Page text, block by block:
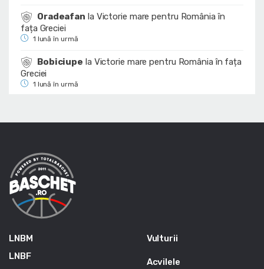
Oradeafan la Victorie mare pentru România în
fața Greciei
1 lună în urmă
Bobiciupe la Victorie mare pentru România în fața
Greciei
1 lună în urmă
LNBM
LNBF
Vulturii
Acvilele